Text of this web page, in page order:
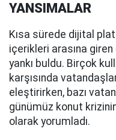
YANSIMALAR
Kısa sürede dijital
içerikleri arasına
yankı buldu. Birçok
karşısında
eleştirirken, bazı
günümüz konut
olarak yorumladı.